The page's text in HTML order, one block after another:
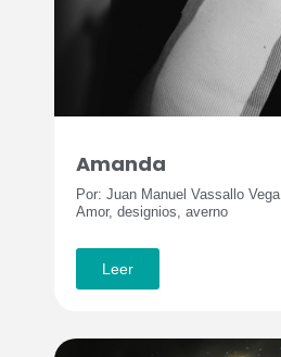
Amanda
Por: Juan Manuel Vassallo Vega
Amor, designios, averno
Leer